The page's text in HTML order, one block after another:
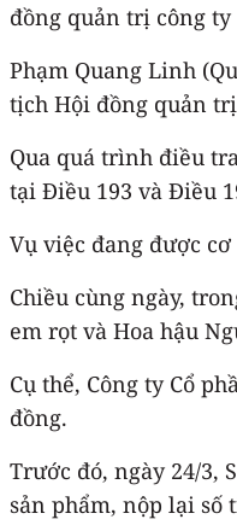
đồng quản trị công
Phạm Quang Linh
tịch Hội đồng quản
Qua quá trình điều
tại Điều 193 và Điều
Vụ việc đang được
Chiều cùng ngày,
em rọt và Hoa hậu
Cụ thể, Công ty Cổ
đồng.
Trước đó, ngày 24/3,
sản phẩm, nộp lại